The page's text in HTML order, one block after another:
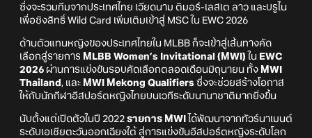
ซึ่งจะรวมทีมจากประเทศไทย เวียดนาม ติมอร์-เลสเต ลาว และบรูไน
เพื่อชิงสิทธิ์ Wild Card เพิ่มเติมเข้าสู่ MSC ใน EWC 2026
ด้านตัวแทนหญิงของประเทศไทยใน MLBB ก็จะเข้าสู่เส้นทางคัด
เลือกสู่รายการ MLBB Women’s Invitational (MWI) ใน EWC
2026 ผ่านการแข่งขันรอบคัดเลือกตลอดเดือนมิถุนายน ทั้ง MWI
Thailand , และ MWI Mekong Qualifiers ซึ่งจะช่วยสร้างโอกาส
ให้กับนักกีฬาอีสปอร์ตหญิงไทยบนเวทีระดับนานาชาติมากยิ่งขึ้น
นับตั้งแต่เปิดตัวในปี 2022 รายการ MWI
ได้พัฒนาจากทัวร์นาเมนต์
ระดับเอเชียตะวันออกเฉียงใต้ สู่การแข่งขันอีสปอร์ตหญิงระดับโลก